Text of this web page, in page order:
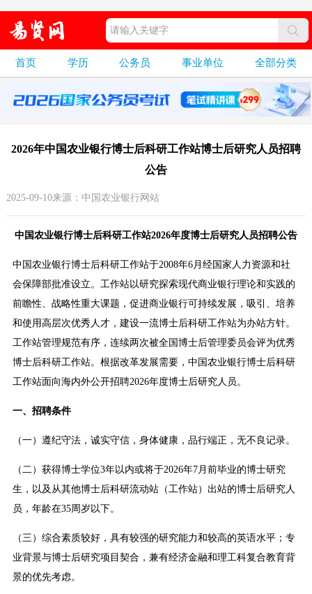
首页 学历 公务员 事业单位 全部分类
2026年中国农业银行博士后科研工作站博士后研究人员招聘
公告
2025-09-10来源：中国农业银行网站
中国农业银行博士后科研工作站2026年度博士后研究人员招聘公告
中国农业银行博士后科研工作站于2008年6月经国家人力资源和社
会保障部批准设立。工作站以研究探索现代商业银行理论和实践的
前瞻性、战略性重大课题，促进商业银行可持续发展，吸引、培养
和使用高层次优秀人才，建设一流博士后科研工作站为办站方针。
工作站管理规范有序，连续两次被全国博士后管理委员会评为优秀
博士后科研工作站。根据改革发展需要，中国农业银行博士后科研
工作站面向海内外公开招聘2026年度博士后研究人员。
一、招聘条件
（一）遵纪守法，诚实守信，身体健康，品行端正，无不良记录。
（二）获得博士学位3年以内或将于2026年7月前毕业的博士研究
生，以及从其他博士后科研流动站（工作站）出站的博士后研究人
员，年龄在35周岁以下。
（三）综合素质较好，具有较强的研究能力和较高的英语水平；专
业背景与博士后研究项目契合，兼有经济金融和理工科复合教育背
景的优先考虑。